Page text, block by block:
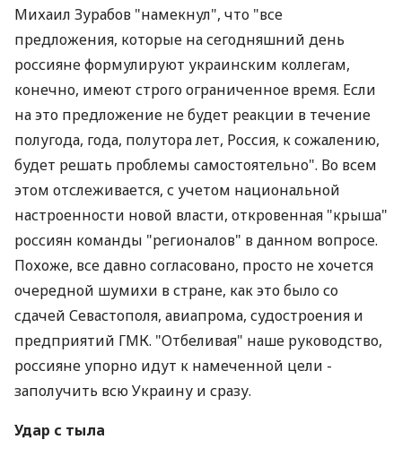
Михаил Зурабов "намекнул", что "все
предложения, которые на сегодняшний день
россияне формулируют украинским коллегам,
конечно, имеют строго ограниченное время. Если
на это предложение не будет реакции в течение
полугода, года, полутора лет, Россия, к сожалению,
будет решать проблемы самостоятельно". Во всем
этом отслеживается, с учетом национальной
настроенности новой власти, откровенная "крыша"
россиян команды "регионалов" в данном вопросе.
Похоже, все давно согласовано, просто не хочется
очередной шумихи в стране, как это было со
сдачей Севастополя, авиапрома, судостроения и
предприятий ГМК. "Отбеливая" наше руководство,
россияне упорно идут к намеченной цели -
заполучить всю Украину и сразу.
Удар с тыла